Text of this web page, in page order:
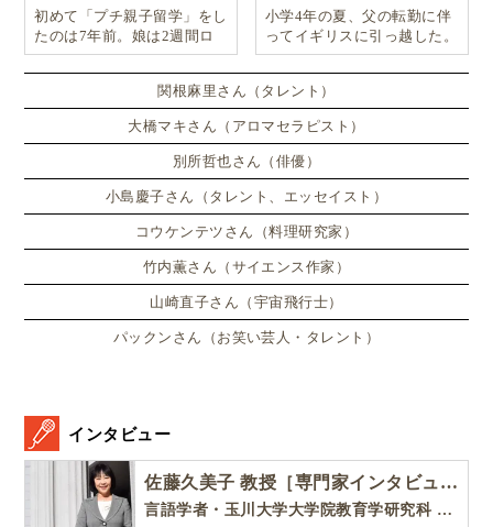
初めて「プチ親子留学」をし
たのは7年前。娘は2週間ロ
ンドンのサマースクールに通
い、英語劇に挑戦したり、
小学4年の夏、父の転勤に伴
ってイギリスに引っ越した。
関根麻里さん（タレント）
大橋マキさん（アロマセラピスト）
別所哲也さん（俳優）
小島慶子さん（タレント、エッセイスト）
コウケンテツさん（料理研究家）
竹内薫さん（サイエンス作家）
山崎直子さん（宇宙飛行士）
パックンさん（お笑い芸人・タレント）
インタビュー
佐藤久美子 教授［専門家インタビュー］
言語学者・玉川大学大学院教育学研究科 教授・NHK「えいごであそぼ」総合指導